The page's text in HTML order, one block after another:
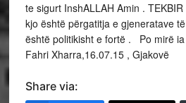
te sigurt InshALLAH Amin . TEKBIR
kjo është përgatitja e gjeneratave
është politikisht e fortë . Po mirë
Fahri Xharra,16.07.15 , Gjakovë
Share via: